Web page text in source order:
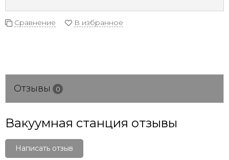
Сравнение В избранное
Отзывы 0
Вакуумная станция отзывы
Написать отзыв